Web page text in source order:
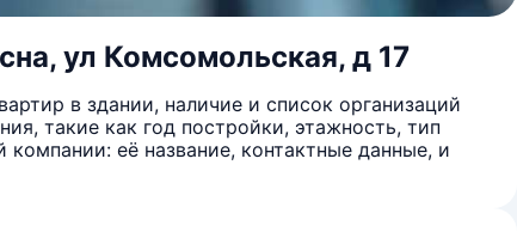
ул Комсомольская, д 17
в здании, наличие и список организаций
такие как год постройки, этажность, тип
её название, контактные данные, и